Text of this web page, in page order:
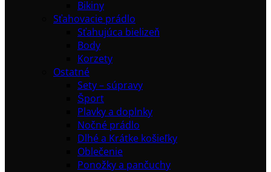
Bikiny
Sťahovacie prádlo
Sťahujúca bielizeň
Body
Korzety
Ostatné
Sety – súpravy
Šport
Plavky a doplnky
Nočné prádlo
Dlhé a Krátke košieľky
Oblečenie
Ponožky a pančuchy